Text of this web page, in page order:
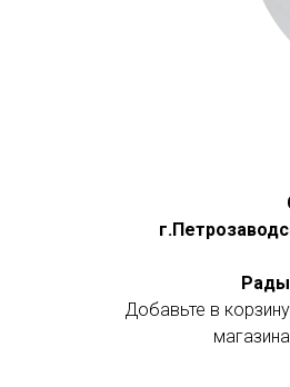
Рады
Добавьте в